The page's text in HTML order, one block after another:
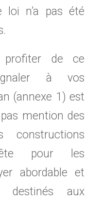
loi n’a pas été
profiter de ce
à vos
(annexe 1) est
mention des
constructions
pour les
abordable et
destinés aux